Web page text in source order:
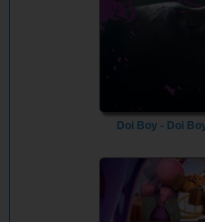
Doi Boy - Doi